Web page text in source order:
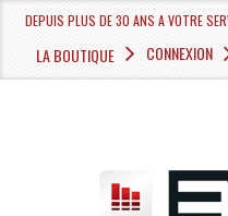
DEPUIS PLUS DE 30 ANS A VOTRE
LA BOUTIQUE CONNEXION